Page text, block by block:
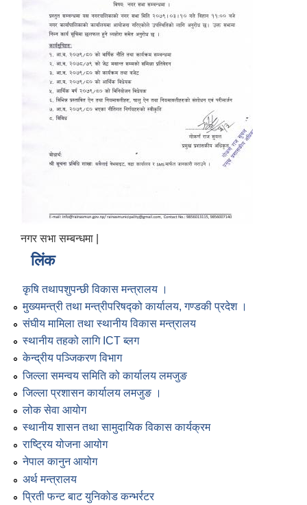
नगर सभा सम्बन्धमा |
लिंक
कृषि तथापशुपन्छी विकास मन्त्रालय ।
मुख्यमन्त्री तथा मन्त्रीपरिषद्को कार्यालय, गण्डकी प्रदेश ।
संघीय मामिला तथा स्थानीय विकास मन्त्रालय
स्थानीय तहको लागि ICT ब्लग
केन्द्रीय पञ्जिकरण विभाग
जिल्ला समन्वय समिति को कार्यालय लमजुङ
जिल्ला प्रशासन कार्यालय लमजुङ ।
लोक सेवा आयोग
स्थानीय शासन तथा सामुदायिक विकास कार्यक्रम
राष्ट्रिय योजना आयोग
नेपाल कानुन आयोग
अर्थ मन्त्रालय
प्रिती फन्ट बाट युनिकोड कन्भर्रटर